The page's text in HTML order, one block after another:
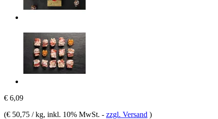
€ 6,09
(€ 50,75 / kg, inkl. 10% MwSt. - zzgl. Versand )